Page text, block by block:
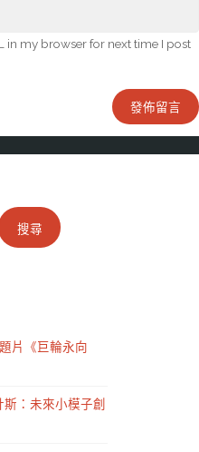
in my browser for next time I post
搜尋
片《巨輪永向
：未來小模子創